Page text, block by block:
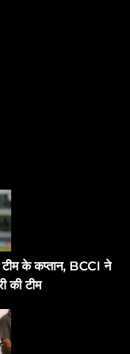
के कप्तान, BCCI ने
की टीम